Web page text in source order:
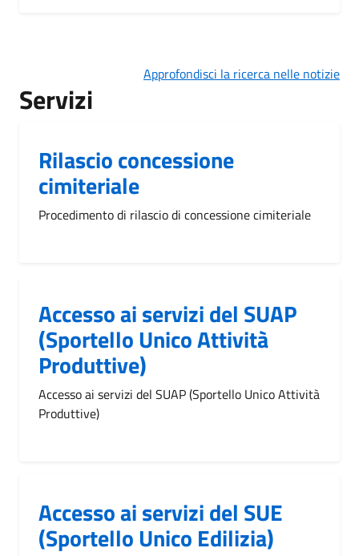
Approfondisci la ricerca nelle notizie
Servizi
Rilascio concessione
cimiteriale
Procedimento di rilascio di concessione cimiteriale
Accesso ai servizi del SUAP
(Sportello Unico Attività
Produttive)
Accesso ai servizi del SUAP (Sportello Unico Attività
Produttive)
Accesso ai servizi del SUE
(Sportello Unico Edilizia)